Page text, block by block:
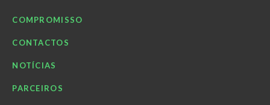
COMPROMISSO
CONTACTOS
NOTÍCIAS
PARCEIROS